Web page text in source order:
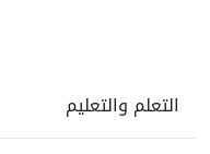
قصصك، واستمتع بنقاشات حول
التعلم والتعليم